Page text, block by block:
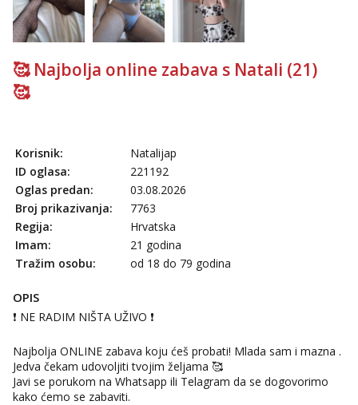
tel:0,93€ - mob:1,12€ min
Anđela
Tel:064/677-677 - Kod: #142
🥰 Najbolja online zabava s Natali (21)
🥰
Korisnik:
Natalijap
ID oglasa:
221192
Oglas predan:
03.08.2026
Broj prikazivanja:
7763
Regija:
Hrvatska
Imam:
21 godina
Tražim osobu:
od 18 do 79 godina
OPIS
❗ NE RADIM NIŠTA UŽIVO ❗
Najbolja ONLINE zabava koju ćeš probati! Mlada sam i mazna .
Jedva čekam udovoljiti tvojim željama 🥰
Javi se porukom na Whatsapp ili Telagram da se dogovorimo
kako ćemo se zabaviti.